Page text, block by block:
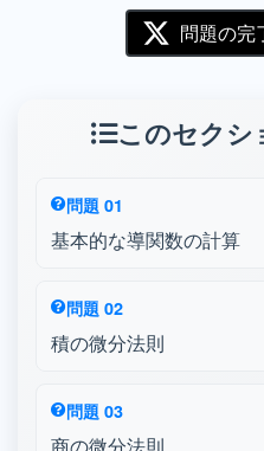
問題の完
このセクシ
問題 01
基本的な導関数の計算
問題 02
積の微分法則
問題 03